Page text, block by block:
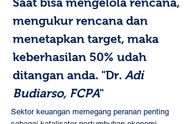
mengukur rencana dan
menetapkan target, maka
keberhasilan 50% udah
ditangan anda. "Dr. Adi
Budiarso, FCPA"
Sektor keuangan memegang peranan penting